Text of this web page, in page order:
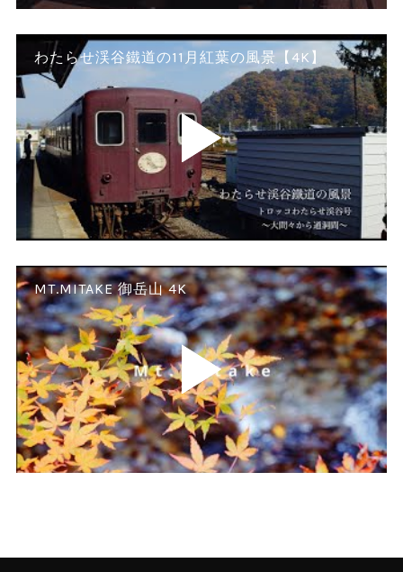
わたらせ渓谷鐵道の11月紅葉の風景【4K】
MT.MITAKE 御岳山 4K